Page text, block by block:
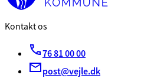
Kontakt os
76 81 00 00
post@vejle.dk